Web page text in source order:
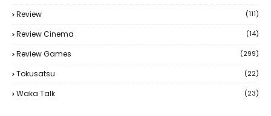
Review (111)
Review Cinema (14)
Review Games (299)
Tokusatsu (22)
Waka Talk (23)